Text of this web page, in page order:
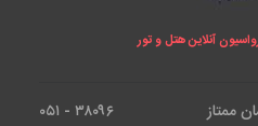
آنلاین هتل و تور
۳۸۰۹۶ - ۰۵۱